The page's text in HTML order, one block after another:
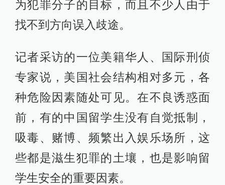
为犯罪分子的目标，而且不少人由于
找不到方向误入歧途。
记者采访的一位美籍华人、国际刑侦
专家说，美国社会结构相对多元，各
种危险因素随处可见。在不良诱惑面
前，有的中国留学生没有自觉抵制，
吸毒、赌博、频繁出入娱乐场所，这
些都是滋生犯罪的土壤，也是影响留
学生安全的重要因素。